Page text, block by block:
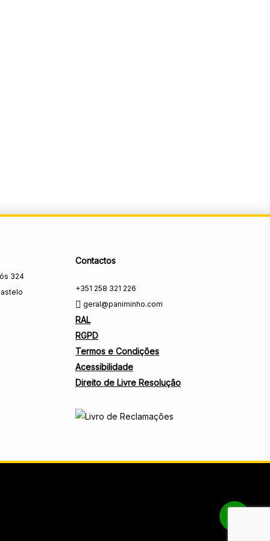
324
Contactos
+351 258 321 226
geral@paniminho.com
RAL
RGPD
Termos e Condições
Acessibilidade
Direito de Livre Resolução